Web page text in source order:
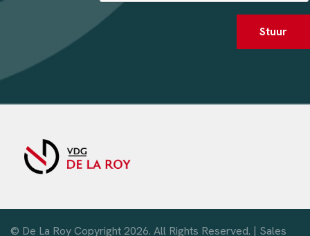
Stuur
© De La Roy Copyright 2026. All Rights Reserved. | Sales